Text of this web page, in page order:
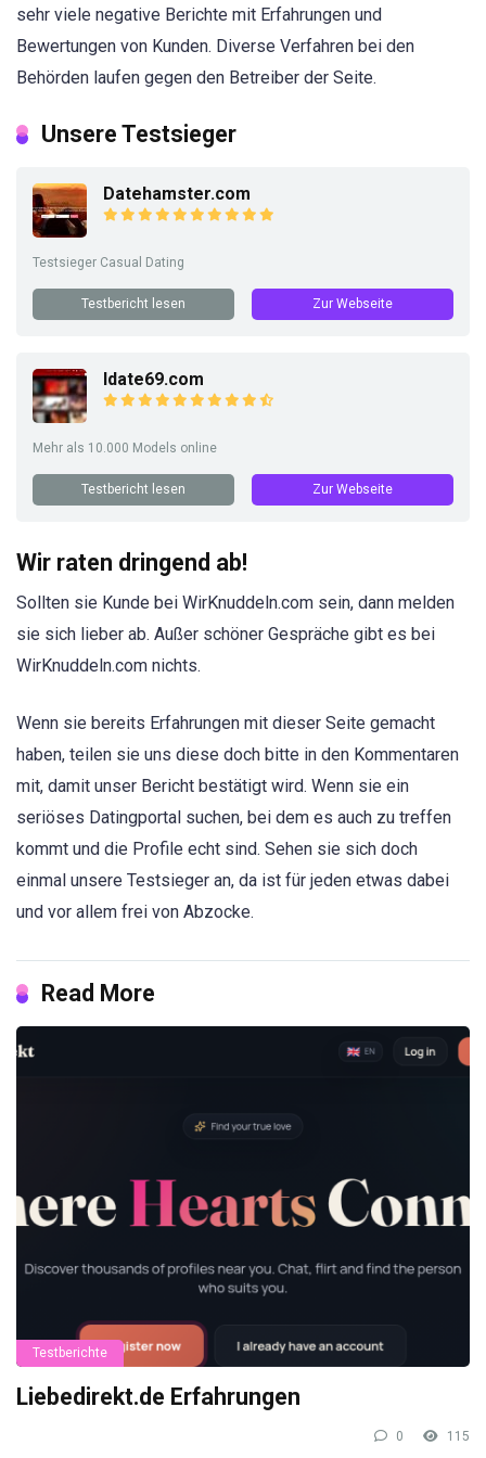
sehr viele negative Berichte mit Erfahrungen und
Bewertungen von Kunden. Diverse Verfahren bei den
Behörden laufen gegen den Betreiber der Seite.
Unsere Testsieger
Datehamster.com
Testsieger Casual Dating
Testbericht lesen Zur Webseite
Idate69.com
Mehr als 10.000 Models online
Testbericht lesen Zur Webseite
Wir raten dringend ab!
Sollten sie Kunde bei WirKnuddeln.com sein, dann melden
sie sich lieber ab. Außer schöner Gespräche gibt es bei
WirKnuddeln.com nichts.
Wenn sie bereits Erfahrungen mit dieser Seite gemacht
haben, teilen sie uns diese doch bitte in den Kommentaren
mit, damit unser Bericht bestätigt wird. Wenn sie ein
seriöses Datingportal suchen, bei dem es auch zu treffen
kommt und die Profile echt sind. Sehen sie sich doch
einmal unsere Testsieger an, da ist für jeden etwas dabei
und vor allem frei von Abzocke.
Read More
Testberichte
Liebedirekt.de Erfahrungen
0 115